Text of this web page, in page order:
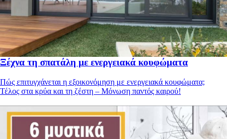
Ξέχνα τη σπατάλη με ενεργειακά κουφώματα
Πώς επιτυγχάνεται η εξοικονόμηση με ενεργειακά κουφώματα;
Τέλος στα κρύα και τη ζέστη – Μόνωση παντός καιρού!